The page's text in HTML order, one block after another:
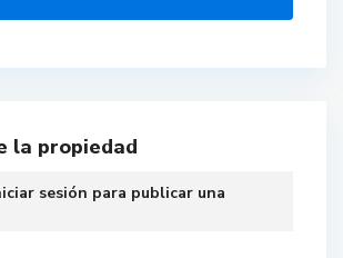
la propiedad
sesión para publicar una